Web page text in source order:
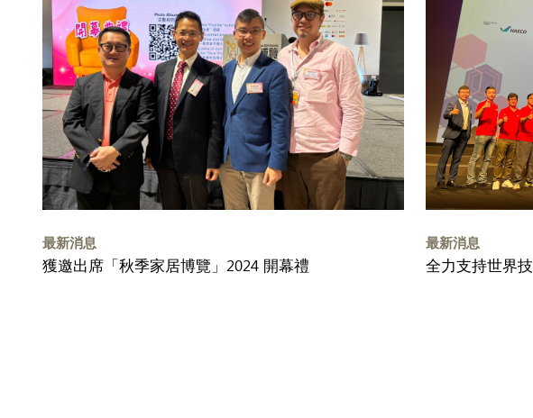
最新消息
獲邀出席「秋季家居博覽」2024 開幕禮
最新消息
全力支持世界